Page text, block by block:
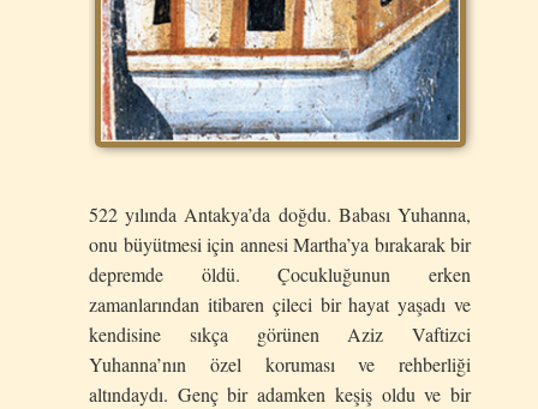
522 yılında Antakya’da doğdu. Babası Yuhanna,
onu büyütmesi için annesi Martha’ya bırakarak bir
depremde öldü. Çocukluğunun erken
zamanlarından itibaren çileci bir hayat yaşadı ve
kendisine sıkça görünen Aziz Vaftizci
Yuhanna’nın özel koruması ve rehberliği
altındaydı. Genç bir adamken keşiş oldu ve bir